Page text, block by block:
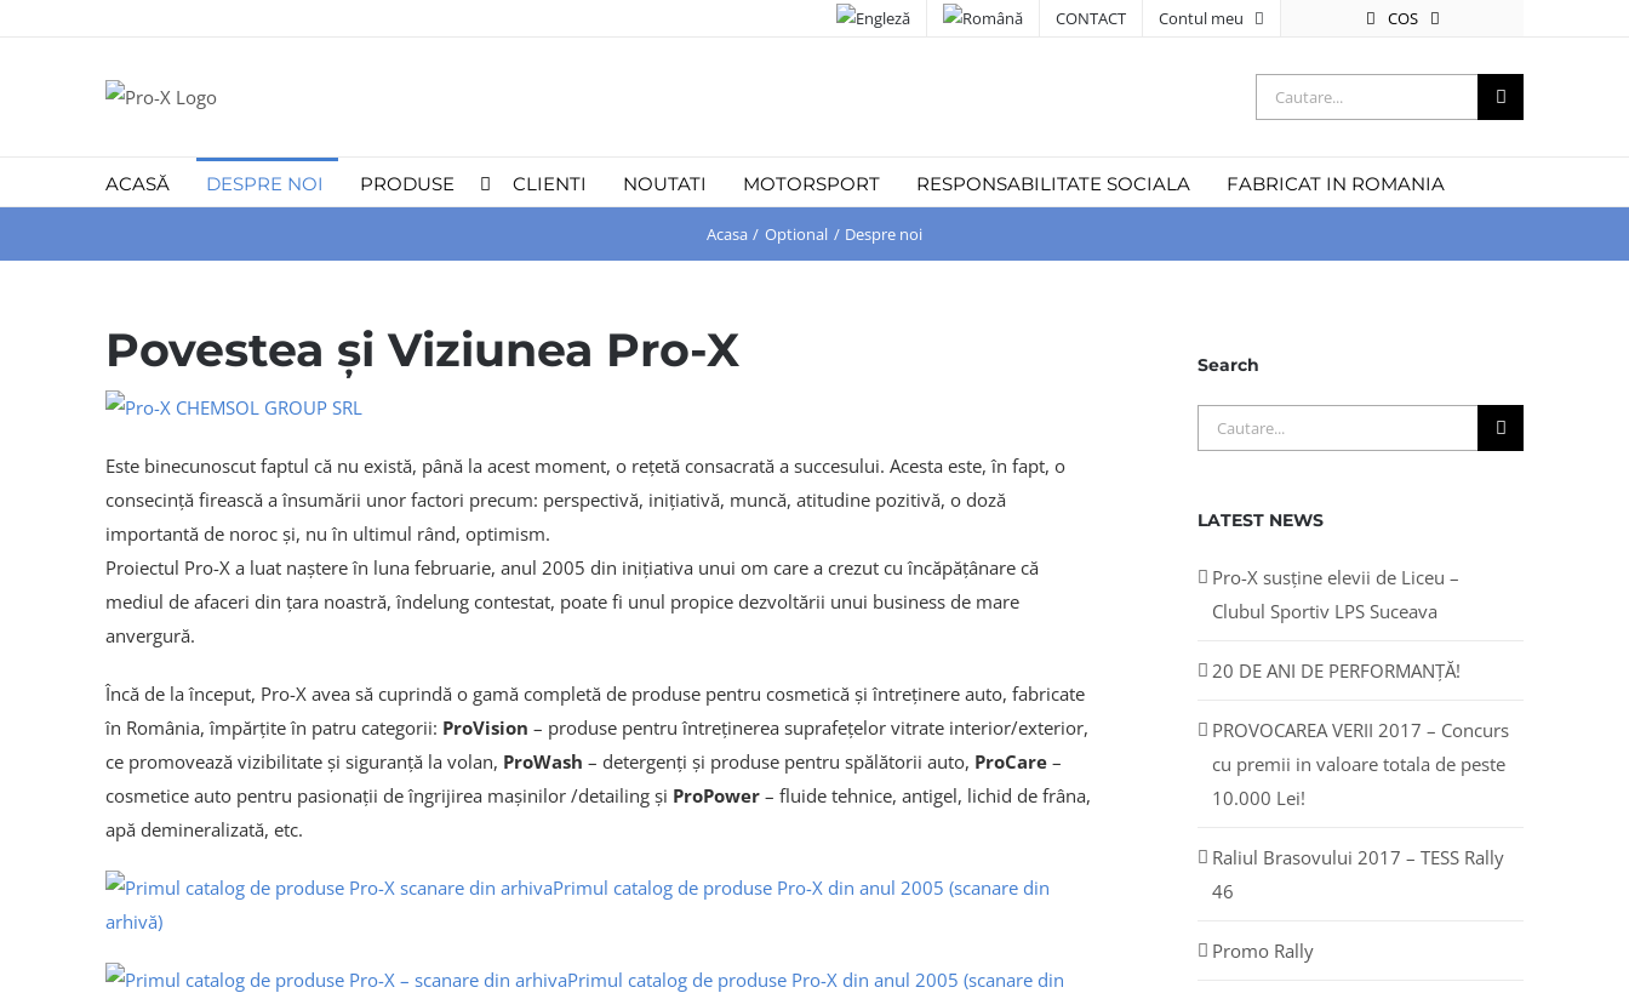
CONTACT Contul meu COS
Cautare...
ACASĂ DESPRE NOI PRODUSE CLIENTI NOUTATI MOTORSPORT RESPONSABILITATE SOCIALA FABRICAT IN ROMANIA
Acasa Optional Despre noi
Povestea și Viziunea Pro-X
Este binecunoscut faptul că nu există, până la acest moment, o rețetă consacrată a succesului. Acesta este, în fapt, o
consecință firească a însumării unor factori precum: perspectivă, inițiativă, muncă, atitudine pozitivă, o doză
importantă de noroc și, nu în ultimul rând, optimism.
Proiectul Pro-X a luat naștere în luna februarie, anul 2005 din inițiativa unui om care a crezut cu încăpățânare că
mediul de afaceri din țara noastră, îndelung contestat, poate fi unul propice dezvoltării unui business de mare
anvergură.
Încă de la început, Pro-X avea să cuprindă o gamă completă de produse pentru cosmetică și întreținere auto, fabricate
în România, împărțite în patru categorii: ProVision – produse pentru întreținerea suprafețelor vitrate interior/exterior,
ce promovează vizibilitate și siguranță la volan, ProWash – detergenți și produse pentru spălătorii auto, ProCare –
cosmetice auto pentru pasionații de îngrijirea mașinilor /detailing și ProPower – fluide tehnice, antigel, lichid de frâna,
apă demineralizată, etc.
Primul catalog de produse Pro-X din anul 2005 (scanare din
arhivă)
Primul catalog de produse Pro-X din anul 2005 (scanare din
Search
Cautare...
LATEST NEWS
Pro-X susține elevii de Liceu –
Clubul Sportiv LPS Suceava
20 DE ANI DE PERFORMANȚĂ!
PROVOCAREA VERII 2017 – Concurs
cu premii in valoare totala de peste
10.000 Lei!
Raliul Brasovului 2017 – TESS Rally
46
Promo Rally